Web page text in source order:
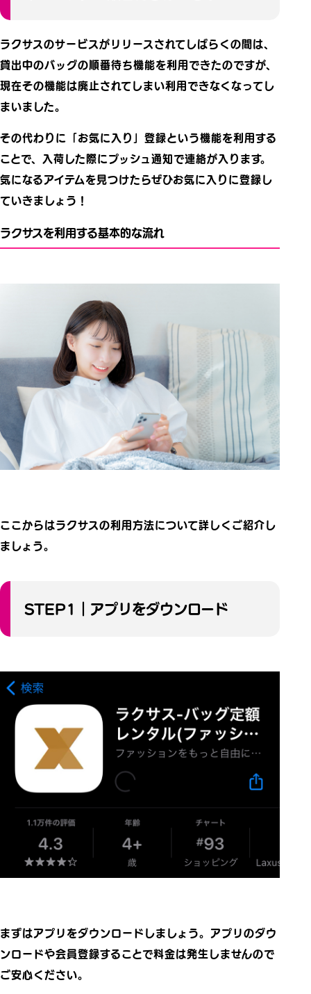
ラクサスのサービスがリリースされてしばらくの間は、
貸出中のバッグの順番待ち機能を利用できたのですが、
現在その機能は廃止されてしまい利用できなくなってし
まいました。
その代わりに「お気に入り」登録という機能を利用する
ことで、入荷した際にプッシュ通知で連絡が入ります。
気になるアイテムを見つけたらぜひお気に入りに登録し
ていきましょう！
ラクサスを利用する基本的な流れ
ここからはラクサスの利用方法について詳しくご紹介し
ましょう。
STEP1｜アプリをダウンロード
まずはアプリをダウンロードしましょう。アプリのダウ
ンロードや会員登録することで料金は発生しませんので
ご安心ください。